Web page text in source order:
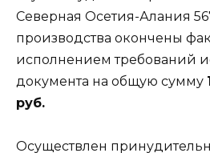
Северная Осетия-Алания
производства окончены
исполнением требований
документа на общую сумму
руб.
Осуществлен